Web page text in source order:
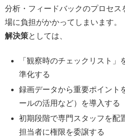
分析・フィードバックのプロセス
場に負担がかかってしまいます。
解決策としては、
「観察時のチェックリスト
準化する
録画データから重要ポイント
ールの活用など）を導入する
初期段階で専門スタッフを配
担当者に権限を委譲する